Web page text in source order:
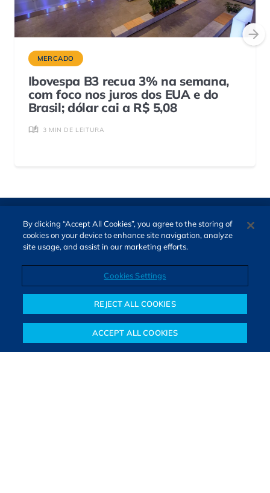
Notícias Colunistas Objetivos financeiros Investimentos Mais
MERCADO
Ibovespa B3 recua 3% na semana,
com foco nos juros dos EUA e do
Brasil; dólar cai a R$ 5,08
3 MIN DE LEITURA
O Bora Investir, site de notícias e educação financeira da B3,
oferece notícias e conteúdos especializados sobre o mercado
financeiro e diversos tipos de investimentos. Com redação
composta por especialistas, o site proporciona aprendizado
sólido e confiável, além de artigos de parceiros que ampliam
By clicking “Accept All Cookies”, you agree to the storing of
cookies on your device to enhance site navigation, analyze
site usage, and assist in our marketing efforts.
Cookies Settings
REJECT ALL COOKIES
ACCEPT ALL COOKIES